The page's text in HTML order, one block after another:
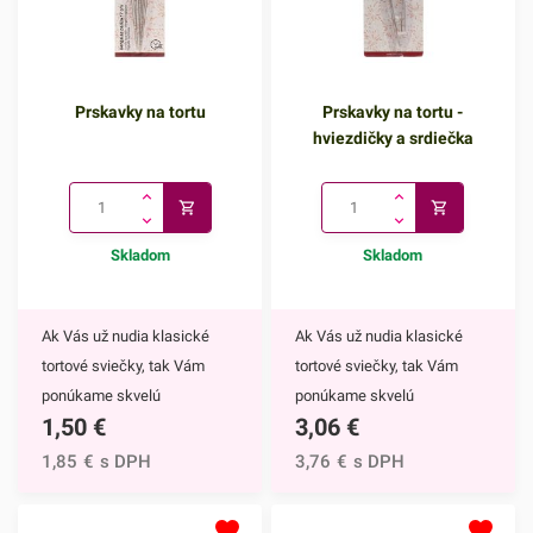
Prskavky na tortu
Skladom
Ak Vás už nudia klasické
tortové sviečky, tak Vám
ponúkame skvelú
alternatívu. Prskavky na tortu
sú mimoriadne efektným
1,50 €
1,85 € s DPH
Prskavky na tortu -
hviezdičky a srdiečka
Skladom
Ak Vás už nudia klasické
tortové sviečky, tak Vám
ponúkame skvelú
alternatívu. Prskavky na tortu
- hviezdičky a srdiečka sú
3,06 €
3,76 € s DPH